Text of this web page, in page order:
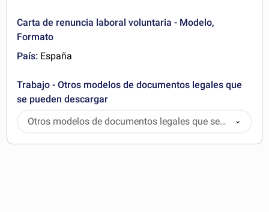
Carta de renuncia laboral voluntaria - Modelo,
Formato
País: España
Trabajo - Otros modelos de documentos legales que
se pueden descargar
Otros modelos de documentos legales que se
pueden descargar